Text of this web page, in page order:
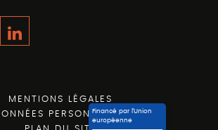
Financé par l’Union
européenne
MENTIONS LÉGALES
PERSONNELLES